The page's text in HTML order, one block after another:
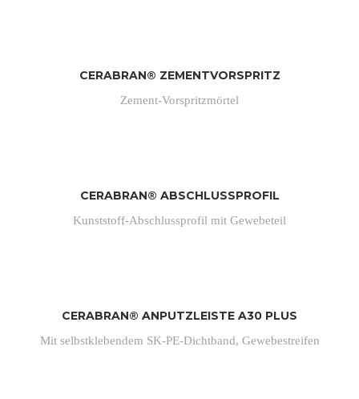
CERABRAN® ZEMENTVORSPRITZ
Zement-Vorspritzmörtel
CERABRAN® ABSCHLUSSPROFIL
Kunststoff-Abschlussprofil mit Gewebeteil
CERABRAN® ANPUTZLEISTE A30 PLUS
Mit selbstklebendem SK-PE-Dichtband, Gewebestreifen